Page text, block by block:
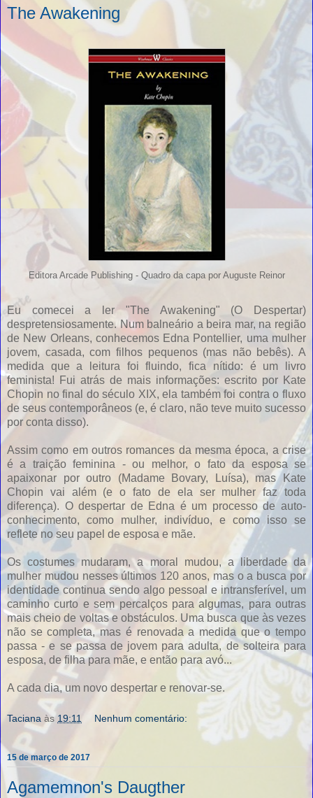
The Awakening
Editora Arcade Publishing - Quadro da capa por Auguste Reinor
Eu comecei a ler "The Awakening" (O Despertar)
despretensiosamente. Num balneário a beira mar, na região
de New Orleans, conhecemos Edna Pontellier, uma mulher
jovem, casada, com filhos pequenos (mas não bebês). A
medida que a leitura foi fluindo, fica nítido: é um livro
feminista! Fui atrás de mais informações: escrito por Kate
Chopin no final do século XIX, ela também foi contra o fluxo
de seus contemporâneos (e, é claro, não teve muito sucesso
por conta disso).
Assim como em outros romances da mesma época, a crise
é a traição feminina - ou melhor, o fato da esposa se
apaixonar por outro (Madame Bovary, Luísa), mas Kate
Chopin vai além (e o fato de ela ser mulher faz toda
diferença). O despertar de Edna é um processo de auto-
conhecimento, como mulher, indivíduo, e como isso se
reflete no seu papel de esposa e mãe.
Os costumes mudaram, a moral mudou, a liberdade da
mulher mudou nesses últimos 120 anos, mas o a busca por
identidade continua sendo algo pessoal e intransferível, um
caminho curto e sem percalços para algumas, para outras
mais cheio de voltas e obstáculos. Uma busca que às vezes
não se completa, mas é renovada a medida que o tempo
passa - e se passa de jovem para adulta, de solteira para
esposa, de filha para mãe, e então para avó...
A cada dia, um novo despertar e renovar-se.
Taciana às19:11 Nenhum comentário:
15 de março de 2017
Agamemnon's Daugther